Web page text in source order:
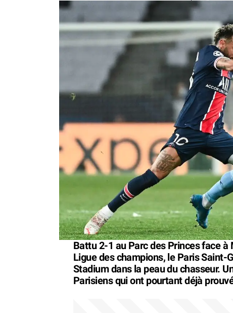
Battu 2-1 au Parc des Princes face
Ligue des champions, le Paris Saint-
Stadium dans la peau du chasseur.
Parisiens qui ont pourtant déjà